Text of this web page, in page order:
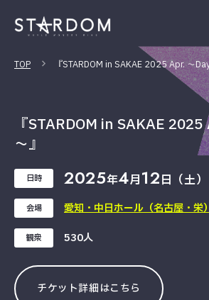
TOP 『STARDOM in SAKAE 2025 Apr. ～
『STARDOM in SAKAE
～』
日時 2025年4月12日（土）
会場 愛知・中日ホール（名古屋・栄）
観衆 530人
チケット詳細はこちら